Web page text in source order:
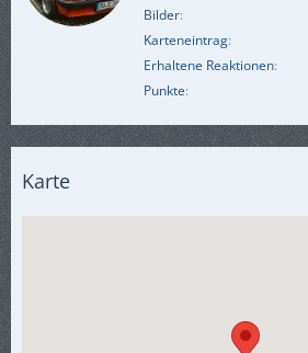
Bilder
Karteneintrag
Erhaltene Reaktionen
Punkte
Karte